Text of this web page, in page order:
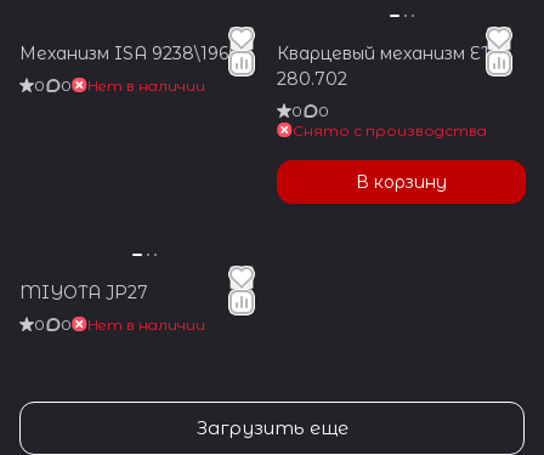
Механизм ISA 9238\1960
0 0 Нет в наличии
Кварцевый механизм ETA
280.702
0
0
Снято с производства
В корзину
MIYOTA JP27
0 0 Нет в наличии
Загрузить еще